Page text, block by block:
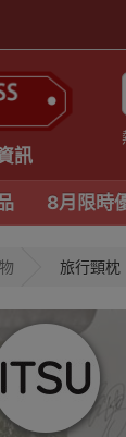
訊
8月限時
旅行頸枕